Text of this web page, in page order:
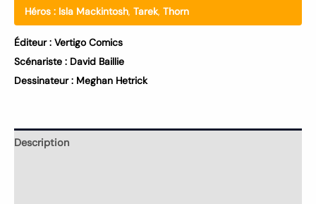
Héros : Isla Mackintosh, Tarek, Thorn
Éditeur : Vertigo Comics
Scénariste : David Baillie
Dessinateur : Meghan Hetrick
Description